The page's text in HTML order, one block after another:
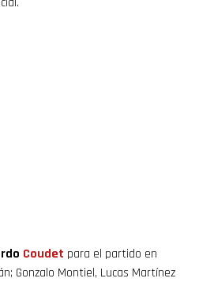
Coudet para el partido en
Gonzalo Montiel, Lucas Martínez